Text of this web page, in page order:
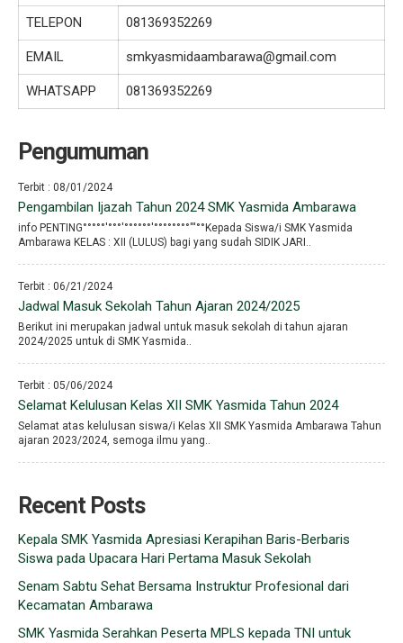
TELEPON 081369352269
EMAIL smkyasmidaambarawa@gmail.com
WHATSAPP 081369352269
Pengumuman
Terbit : 08/01/2024
Pengambilan Ijazah Tahun 2024 SMK Yasmida Ambarawa
info PENTING°°°°°′°°°′°°°°°°′°°°°°°°°′′′°°Kepada Siswa/i SMK Yasmida
Ambarawa KELAS : XII (LULUS) bagi yang sudah SIDIK JARI..
Terbit : 06/21/2024
Jadwal Masuk Sekolah Tahun Ajaran 2024/2025
Berikut ini merupakan jadwal untuk masuk sekolah di tahun ajaran
2024/2025 untuk di SMK Yasmida..
Terbit : 05/06/2024
Selamat Kelulusan Kelas XII SMK Yasmida Tahun 2024
Selamat atas kelulusan siswa/i Kelas XII SMK Yasmida Ambarawa Tahun
ajaran 2023/2024, semoga ilmu yang..
Recent Posts
Kepala SMK Yasmida Apresiasi Kerapihan Baris-Berbaris
Siswa pada Upacara Hari Pertama Masuk Sekolah
Senam Sabtu Sehat Bersama Instruktur Profesional dari
Kecamatan Ambarawa
SMK Yasmida Serahkan Peserta MPLS kepada TNI untuk